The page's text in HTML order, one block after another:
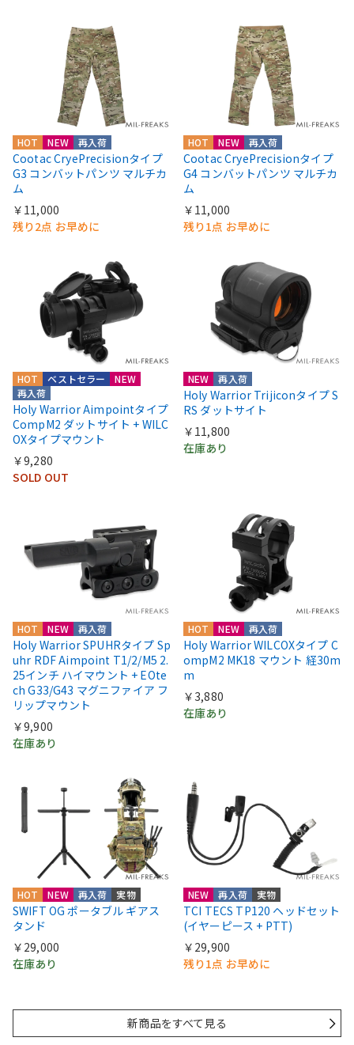
HOT NEW 再入荷
Cootac CryePrecisionタイプ
G3 コンバットパンツ マルチカ
ム
￥11,000
残り2点 お早めに
HOT NEW 再入荷
Cootac CryePrecisionタイプ
G4 コンバットパンツ マルチカ
ム
￥11,000
残り1点 お早めに
HOT
NEW
再入荷
ベストセラー
Holy Warrior Aimpointタイプ
CompM2 ダットサイト + WILC
OXタイプマウント
￥9,280
SOLD OUT
NEW 再入荷
Holy Warrior Trijiconタイプ S
RS ダットサイト
￥11,800
在庫あり
HOT NEW 再入荷
Holy Warrior SPUHRタイプ Sp
uhr RDF Aimpoint T1/2/M5 2.
25インチ ハイマウント + EOte
ch G33/G43 マグニファイア フ
リップマウント
￥9,900
在庫あり
HOT NEW 再入荷
Holy Warrior WILCOXタイプ C
ompM2 MK18 マウント 経30m
m
￥3,880
在庫あり
HOT NEW 再入荷 実物
SWIFT OG ポータブル ギアス
タンド
￥29,000
在庫あり
NEW 再入荷 実物
TCI TECS TP120 ヘッドセット
(イヤーピース + PTT)
￥29,900
残り1点 お早めに
新商品をすべて見る